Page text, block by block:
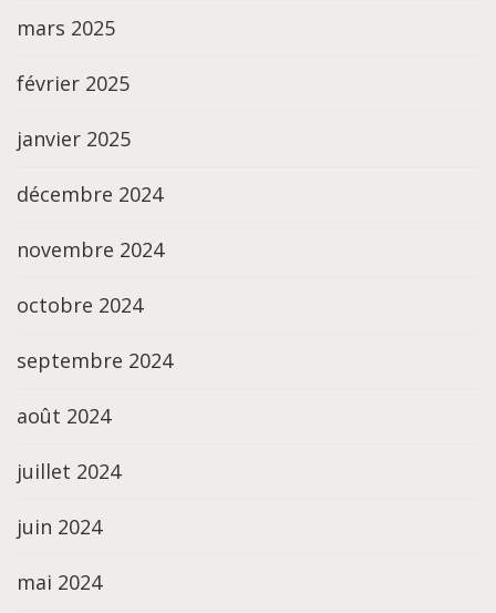
mars 2025
février 2025
janvier 2025
décembre 2024
novembre 2024
octobre 2024
septembre 2024
août 2024
juillet 2024
juin 2024
mai 2024